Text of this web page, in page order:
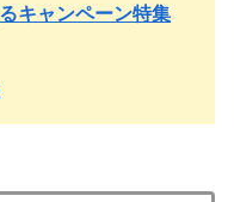
キャンペーン特集